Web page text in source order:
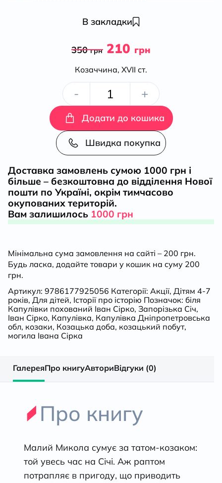
В закладки
350грн 210 грн
Козаччина, XVII ст.
-
Викрадений
перстень
кількість
+
Додати до кошика
Швидка покупка
Доставка замовлень сумою 1000 грн і
більше – безкоштовна до відділення Нової
пошти по Україні, окрім тимчасово
окупованих територій.
Вам залишилось 1000 грн
Мінімальна сума замовлення на сайті – 200 грн.
Будь ласка, додайте товари у кошик на суму 200
грн.
Артикул: 9786177925056 Категорії: Акції, Дітям 4-7
років, Для дітей, Історії про історію Позначок: біля
Капулівки похований Іван Сірко, Запорізька Січ,
Іван Сірко, Капулівка, Капулівка Дніпропетровська
обл, козаки, Козацька доба, козацький побут,
могила Івана Сірка
ГалереяПро книгуАвториВідгуки (0)
Про книгу
Малий Микола сумує за татом-козаком:
той увесь час на Січі. Аж раптом
потрапляє в пригоду, що приводить